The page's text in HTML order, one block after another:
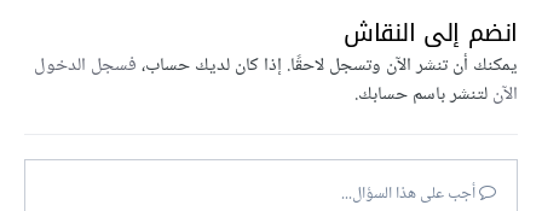
انضم إلى النقاش
يمكنك أن تنشر الآن وتسجل لاحقًا. إذا كان لديك حساب،فسجل الدخول
الآنلتنشر باسم حسابك.
أجب على هذا السؤال...